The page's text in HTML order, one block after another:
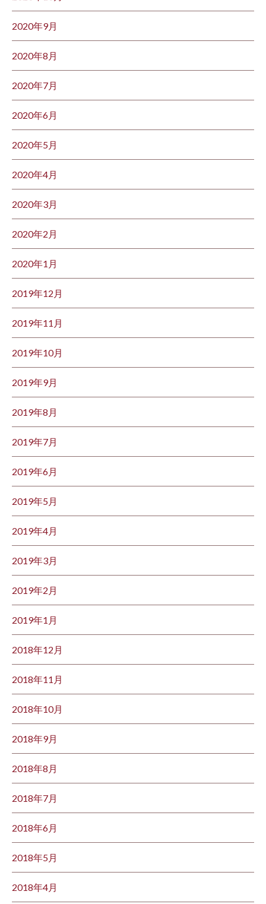
2020年9月
2020年8月
2020年7月
2020年6月
2020年5月
2020年4月
2020年3月
2020年2月
2020年1月
2019年12月
2019年11月
2019年10月
2019年9月
2019年8月
2019年7月
2019年6月
2019年5月
2019年4月
2019年3月
2019年2月
2019年1月
2018年12月
2018年11月
2018年10月
2018年9月
2018年8月
2018年7月
2018年6月
2018年5月
2018年4月